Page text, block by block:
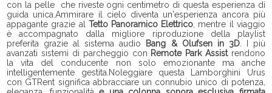
con la pelle che riveste ogni centimetro di questa esperienza di
guida unica.Ammirare il cielo diventa un'esperienza ancora più
appagante grazie al Tetto Panoramico Elettrico , mentre il viaggio
è accompagnato dalla migliore riproduzione della playlist
preferita grazie al sistema audio Bang & Olufsen in 3D. I più
avanzati sistemi di parcheggio con Remote Park Assistrendono
la vita del conducente non solo emozionante ma anche
intelligentemente gestita.Noleggiare questa Lamborghini Urus
con GTRent significa abbracciare un connubio unico di potenza,